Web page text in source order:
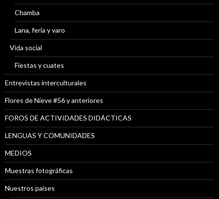
Chamba
Lana, feria y varo
Vida social
Fiestas y cuates
Entrevistas interculturales
Flores de Nieve #56 y anteriores
FOROS DE ACTIVIDADES DIDÁCTICAS
LENGUAS Y COMUNIDADES
MEDIOS
Muestras fotográficas
Nuestros países